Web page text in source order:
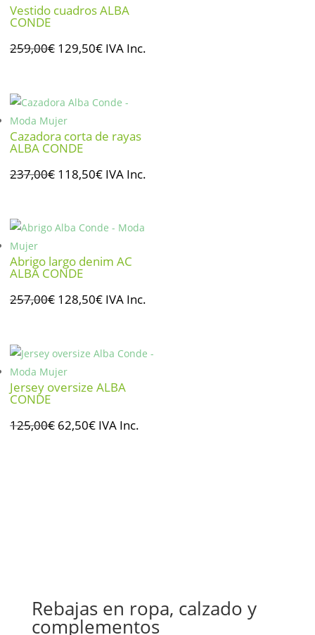
Vestido cuadros ALBA
CONDE
259,00€ El
era:
259,00€.
129,50€El
es:
IVA Inc.
Cazadora corta de rayas
ALBA CONDE
237,00€ El
era:
118,50€El
es:
IVA Inc.
Abrigo largo denim AC
ALBA CONDE
257,00€ El
era:
257,00€.
128,50€El
es:
IVA Inc.
Jersey oversize ALBA
CONDE
125,00€ El
62,50€ElIVA Inc.
Rebajas en ropa, calzado y
complementos